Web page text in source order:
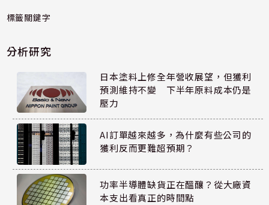
標籤關鍵字
分析研究
日本塗料上修全年營收展望，但獲利
預測維持不變 下半年原料成本仍是
壓力
AI訂單越來越多，為什麼有些公司的
獲利反而更難超預期？
功率半導體缺貨正在醞釀？從大廠資
本支出看真正的時間點